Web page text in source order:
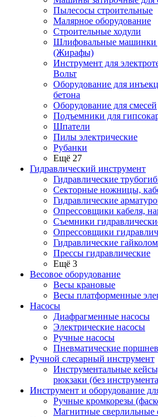
Пылесосы строительные
Малярное оборудование
Строительные ходули
Шлифовальные машинки
(Жирафы)
Инструмент для
Вольт
Оборудование для
бетона
Оборудование для смесей
Подъемники для
Шпатели
Пилы электрические
Рубанки
Ещё 27
Гидравлический инструмент
Гидравлические
Секторные ножницы,
Гидравлические
Опрессовщики кабеля,
Съемники
Опрессовщики
Гидравлические
Прессы гидравлические
Ещё 3
Весовое оборудование
Весы крановые
Весы платформенные
Насосы
Диафрагменные насосы
Электрические насосы
Ручные насосы
Пневматические
Ручной слесарный инструмент
Инструментальные
рюкзаки (без
Инструмент и оборудование
Ручные кромкорезы
Магнитные сверлильные